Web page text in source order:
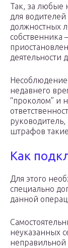
Так, за любые
для водителей
должностных
собственника
деятельности
недавнего
“проколом” и
штрафов
Как
Для этого
специально
данной
неуказанных
неправильной